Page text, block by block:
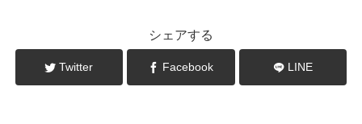
シェアする
Twitter Facebook LINE